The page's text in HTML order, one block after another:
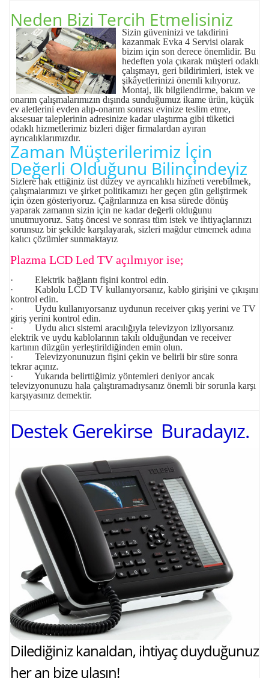
Neden Bizi Tercih Etmelisiniz
Sizin güveninizi ve takdirini
kazanmak Evka 4Servisi olarak
bizim için son derece önemlidir. Bu
hedeften yola çıkarak müşteri odaklı
çalışmayı, geri bildirimleri, istek ve
şikâyetlerinizi önemli kılıyoruz.
Montaj, ilk bilgilendirme, bakım ve
onarım çalışmalarımızın dışında sunduğumuz ikame ürün, küçük
ev aletlerini evden alıp-onarım sonrası evinize teslim etme,
aksesuar taleplerinin adresinize kadar ulaştırma gibi tüketici
odaklı hizmetlerimiz bizleri diğer firmalardan ayıran
ayrıcalıklarımızdır.
Zaman Müşterilerimiz İçin
Değerli Olduğunu Bilinçindeyiz
Sizlere hak ettiğiniz üst düzey ve ayrıcalıklı hizmeti verebilmek,
çalışmalarımızı ve şirket politikamızı her geçen gün geliştirmek
için özen gösteriyoruz. Çağrılarınıza en kısa sürede dönüş
yaparak zamanın sizin için ne kadar değerli olduğunu
unutmuyoruz. Satış öncesi ve sonrası tüm istek ve ihtiyaçlarınızı
sorunsuz bir şekilde karşılayarak, sizleri mağdur etmemek adına
kalıcı çözümler sunmaktayız
Plazma LCD Led TV açılmıyor ise;
· Elektrik bağlantı fişini kontrol edin.
· Kablolu LCD TV kullanıyorsanız, kablo girişini ve çıkışını
kontrol edin.
· Uydu kullanıyorsanız uydunun receiver çıkış yerini ve TV
giriş yerini kontrol edin.
· Uydu alıcı sistemi aracılığıyla televizyon izliyorsanız
elektrik ve uydu kablolarının takılı olduğundan ve receiver
kartının düzgün yerleştirildiğinden emin olun.
· Televizyonunuzun fişini çekin ve belirli bir süre sonra
tekrar açınız.
· Yukarıda belirttiğimiz yöntemleri deniyor ancak
televizyonunuzu hala çalıştıramadıysanız önemli bir sorunla karşı
karşıyasınız demektir.
Destek Gerekirse Buradayız.
Dilediğiniz kanaldan, ihtiyaç duyduğunuz
her an bize ulaşın!